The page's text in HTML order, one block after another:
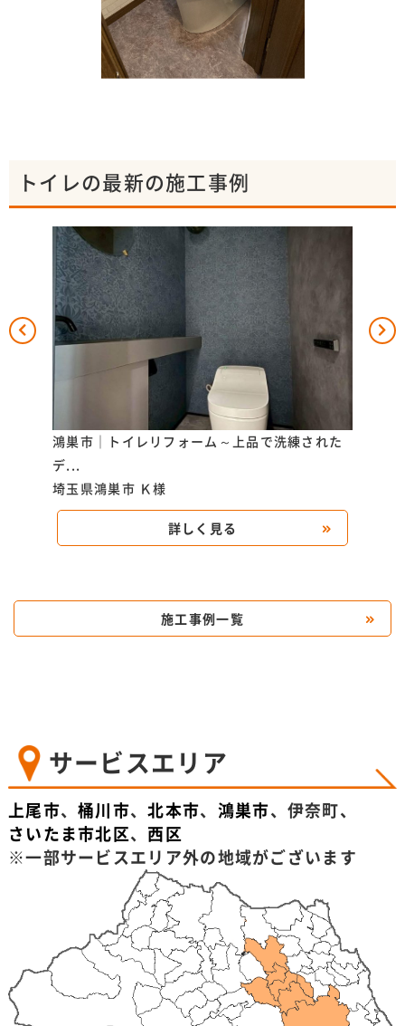
トイレの最新の施工事例
鴻巣市｜トイレリフォーム～上品で洗練された
デ...
埼玉県鴻巣市 Ｋ様
詳しく見る
施工事例一覧
サービスエリア
上尾市、桶川市、北本市、 鴻巣市、伊奈町、
さいたま市北区、 西区
※一部サービスエリア外の地域がございます